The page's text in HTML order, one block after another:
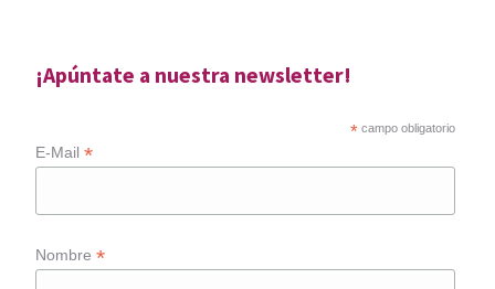
¡Apúntate a nuestra newsletter!
* campo obligatorio
E-Mail*
Nombre*